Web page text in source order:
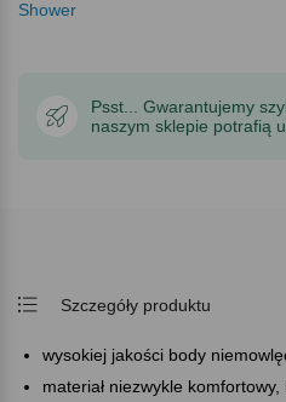
Shower
Psst... Gwarantujemy
naszym sklepie potrafią
Szczegóły produktu
wysokiej jakości body
materiał niezwykle